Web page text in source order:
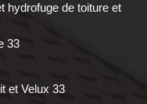
hydrofuge de toiture et
33
et Velux 33